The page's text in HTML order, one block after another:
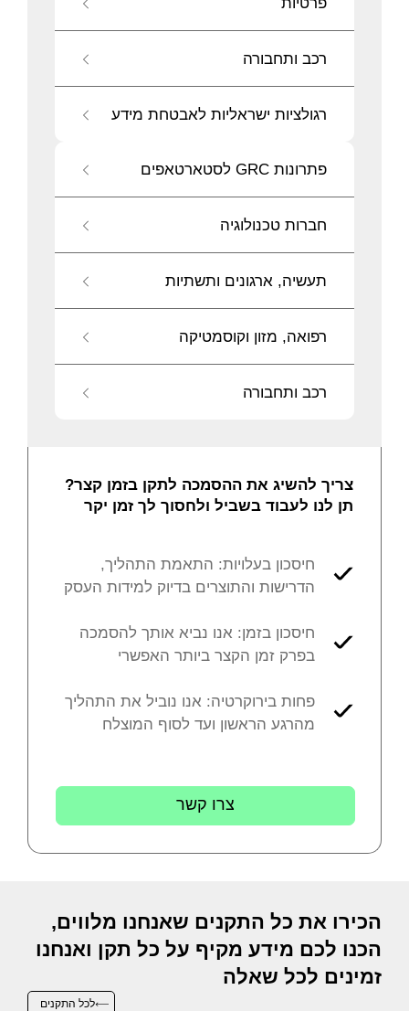
רכב ותחבורה
רגולציות ישראליות לאבטחת מידע
פתרונות GRC לסטארטאפים
חברות טכנולוגיה
תעשיה, ארגונים ותשתיות
רפואה, מזון וקוסמטיקה
רכב ותחבורה
צריך להשיג את ההסמכה לתקן בזמן קצר?
תן לנו לעבוד בשביל ולחסוך לך זמן יקר
חיסכון בעלויות: התאמת התהליך,
הדרישות והתוצרים בדיוק למידות העסק
חיסכון בזמן: אנו נביא אותך להסמכה
בפרק זמן הקצר ביותר האפשרי
פחות בירוקרטיה: אנו נוביל את התהליך
מהרגע הראשון ועד לסוף המוצלח
צרו קשר
הכירו את כל התקנים שאנחנו מלווים,
הכנו לכם מידע מקיף על כל תקן ואנחנו
זמינים לכל שאלה
לכל התקנים